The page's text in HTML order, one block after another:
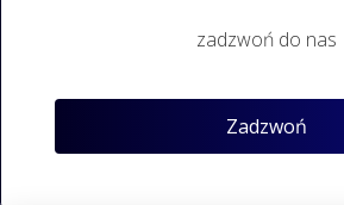
zadzwoń do nas
Zadzwoń